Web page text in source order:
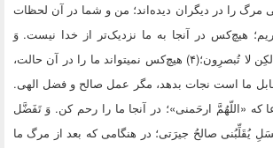
مرگ را در دیگران دیده‌اند؛ من و شما در آن لحظات
هیچ‌کس در آنجا به ما نزدیک‌تر از خدا نیست. وَ
نَحنُ اَقرَبُ اِلیهِ مِنکُم وَ لکِن لا تُبصرِون؛(۴) هیچ‌کس نمیتواند ما را در آن حالت،
ما است نجات بدهد، مگر عمل صالح و فضل الهى.
که «اللّهُمَّ ارحَمنى»؛ در آنجا ما را رحم کن. وَ تَفَضَّل
یُقَلِّبُنى صالحُ جیرَتى؛ در هنگامى که بعد از مرگ ما